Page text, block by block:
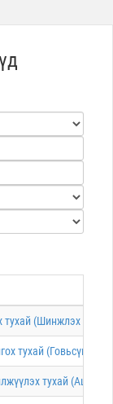
тухай (Шинжлэх
тухай
тухай (Ашигт